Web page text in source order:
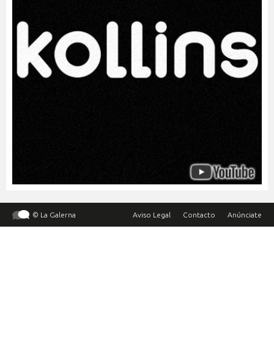
© La Galerna Aviso Legal Contacto Anúnciate